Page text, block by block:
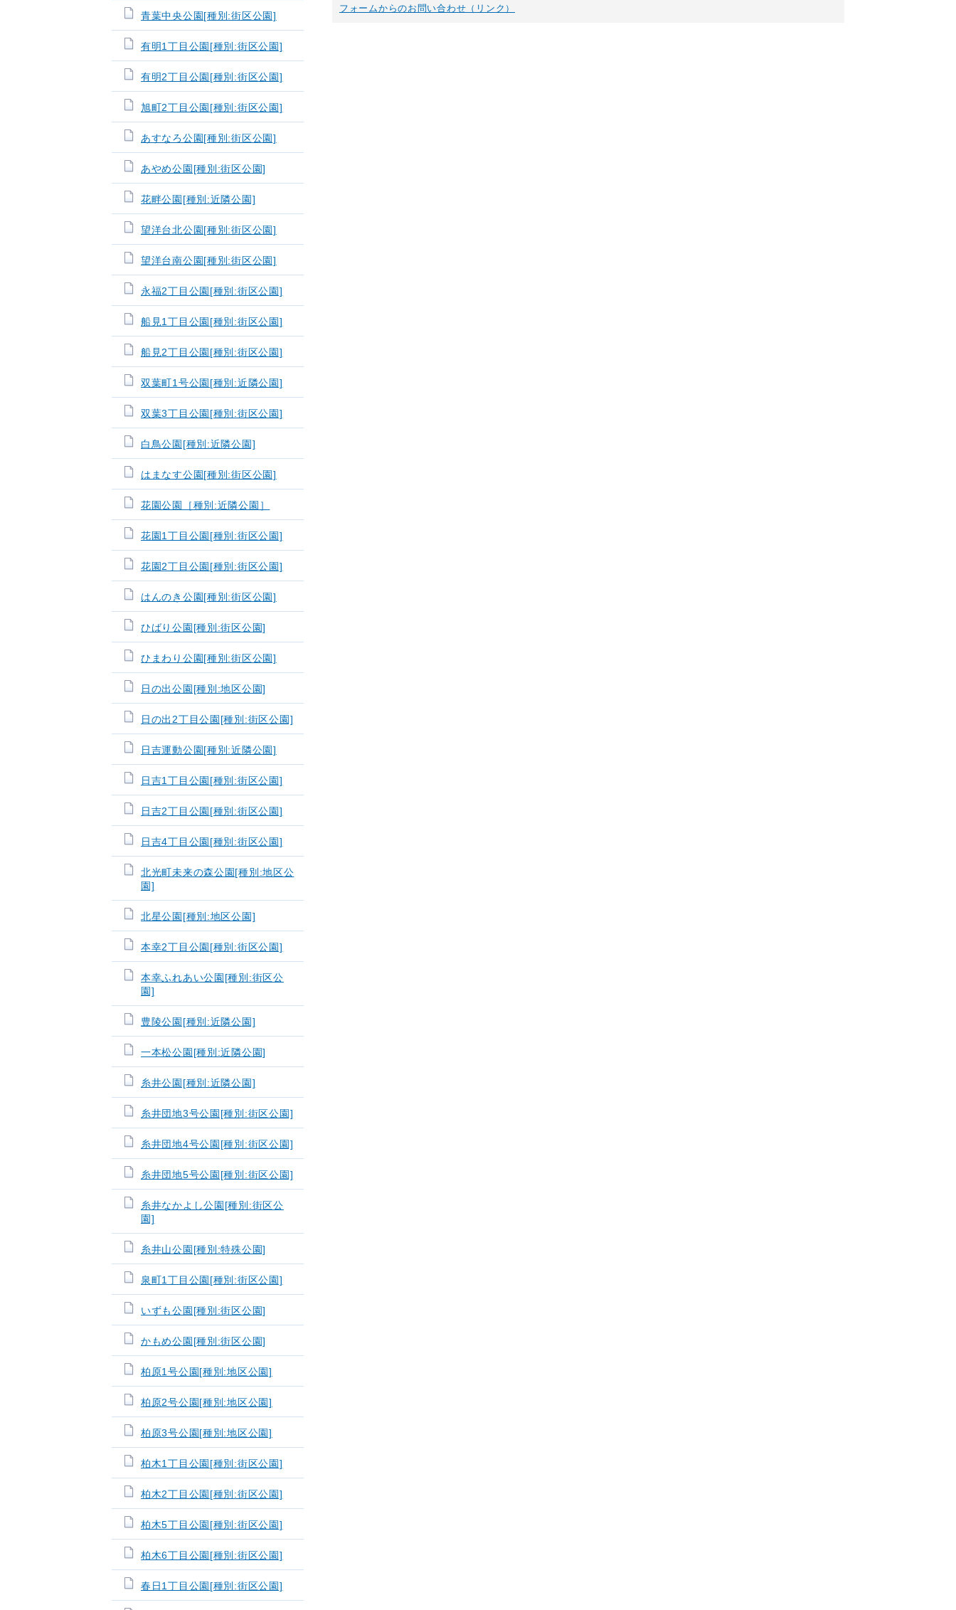
フォームからのお問い合わせ（リンク）
青葉中央公園[種別:街区公園]
有明1丁目公園[種別:街区公園]
有明2丁目公園[種別:街区公園]
旭町2丁目公園[種別:街区公園]
あすなろ公園[種別:街区公園]
あやめ公園[種別:街区公園]
花畔公園[種別:近隣公園]
望洋台北公園[種別:街区公園]
望洋台南公園[種別:街区公園]
永福2丁目公園[種別:街区公園]
船見1丁目公園[種別:街区公園]
船見2丁目公園[種別:街区公園]
双葉町1号公園[種別:近隣公園]
双葉3丁目公園[種別:街区公園]
白鳥公園[種別:近隣公園]
はまなす公園[種別:街区公園]
花園公園［種別:近隣公園］
花園1丁目公園[種別:街区公園]
花園2丁目公園[種別:街区公園]
はんのき公園[種別:街区公園]
ひばり公園[種別:街区公園]
ひまわり公園[種別:街区公園]
日の出公園[種別:地区公園]
日の出2丁目公園[種別:街区公園]
日吉運動公園[種別:近隣公園]
日吉1丁目公園[種別:街区公園]
日吉2丁目公園[種別:街区公園]
日吉4丁目公園[種別:街区公園]
北光町未来の森公園[種別:地区公
園]
北星公園[種別:地区公園]
本幸2丁目公園[種別:街区公園]
本幸ふれあい公園[種別:街区公
園]
豊陵公園[種別:近隣公園]
一本松公園[種別:近隣公園]
糸井公園[種別:近隣公園]
糸井団地3号公園[種別:街区公園]
糸井団地4号公園[種別:街区公園]
糸井団地5号公園[種別:街区公園]
糸井なかよし公園[種別:街区公
園]
糸井山公園[種別:特殊公園]
泉町1丁目公園[種別:街区公園]
いずも公園[種別:街区公園]
かもめ公園[種別:街区公園]
柏原1号公園[種別:地区公園]
柏原2号公園[種別:地区公園]
柏原3号公園[種別:地区公園]
柏木1丁目公園[種別:街区公園]
柏木2丁目公園[種別:街区公園]
柏木5丁目公園[種別:街区公園]
柏木6丁目公園[種別:街区公園]
春日1丁目公園[種別:街区公園]